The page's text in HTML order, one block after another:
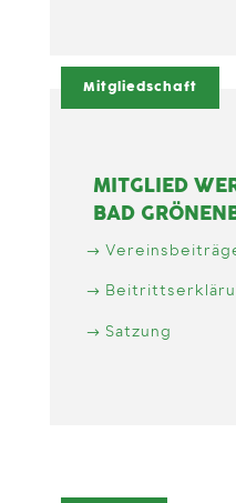
Mitgliedschaft
MITGLIED
BAD
Satzung